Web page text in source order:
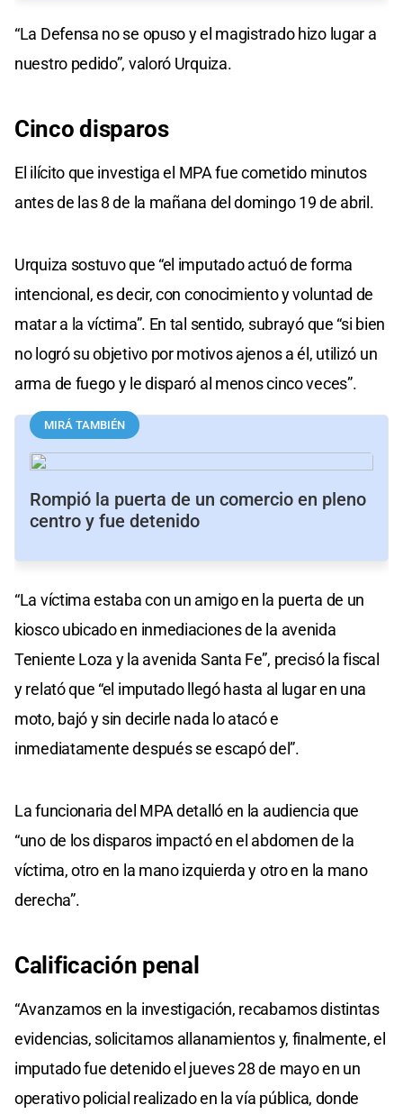
“La Defensa no se opuso y el magistrado hizo lugar a
nuestro pedido”, valoró Urquiza.
Cinco disparos
El ilícito que investiga el MPA fue cometido minutos
antes de las 8 de la mañana del domingo 19 de abril.
Urquiza sostuvo que “el imputado actuó de forma
intencional, es decir, con conocimiento y voluntad de
matar a la víctima”. En tal sentido, subrayó que “si bien
no logró su objetivo por motivos ajenos a él, utilizó un
arma de fuego y le disparó al menos cinco veces”.
MIRÁ TAMBIÉN
Rompió la puerta de un comercio en pleno
centro y fue detenido
“La víctima estaba con un amigo en la puerta de un
kiosco ubicado en inmediaciones de la avenida
Teniente Loza y la avenida Santa Fe”, precisó la fiscal
y relató que “el imputado llegó hasta al lugar en una
moto, bajó y sin decirle nada lo atacó e
inmediatamente después se escapó del”.
La funcionaria del MPA detalló en la audiencia que
“uno de los disparos impactó en el abdomen de la
víctima, otro en la mano izquierda y otro en la mano
derecha”.
Calificación penal
“Avanzamos en la investigación, recabamos distintas
evidencias, solicitamos allanamientos y, finalmente, el
imputado fue detenido el jueves 28 de mayo en un
operativo policial realizado en la vía pública, donde